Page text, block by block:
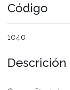
Código
1040
Descrición